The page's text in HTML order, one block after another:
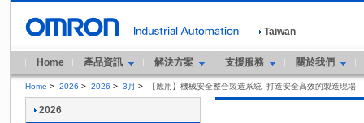
Taiwan
Home 產品資訊 解決方案 支援服務 關於我們
Home > 2026 > 2026 > 3月 > 【應用】機械安全整合製造系統--打造安全高效的製造現場
2026